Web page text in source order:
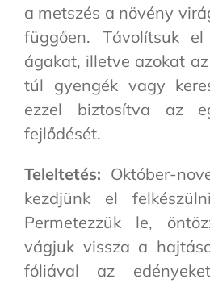
a metszés a növény
függően. Távolítsuk
ágakat, illetve azokat
túl gyengék vagy
ezzel biztosítva az
fejlődését.
Teleltetés: Október-
kezdjünk el
Permetezzük le,
vágjuk vissza a
fóliával az